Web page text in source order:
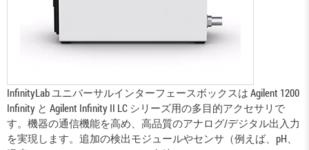
InfinityLab ユニバーサルインターフェースボックスは Agilent 1200
Infinity と Agilent Infinity II LC シリーズ用の多目的アクセサリで
す。機器の通信機能を高め、高品質のアナログ/デジタル出入力
を実現します。追加の検出モジュールやセンサ（例えば、pH、